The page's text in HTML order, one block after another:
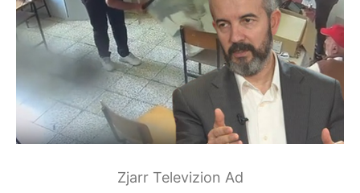
Zjarr Televizion Ad